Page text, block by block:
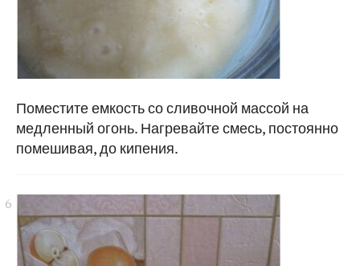
Поместите емкость со сливочной массой на
медленный огонь. Нагревайте смесь, постоянно
помешивая, до кипения.